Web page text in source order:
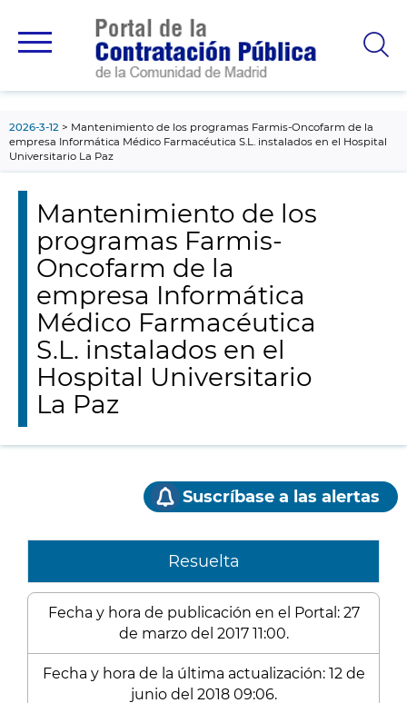
principal
2026-3-12
Mantenimiento de los programas Farmis-Oncofarm de la
empresa Informática Médico Farmacéutica S.L. instalados en el Hospital
Universitario La Paz
Mantenimiento de los
programas Farmis-
Oncofarm de la
empresa Informática
Médico Farmacéutica
S.L. instalados en el
Hospital Universitario
La Paz
Suscríbase a las alertas
Resuelta
Fecha y hora de publicación en el Portal: 27
de marzo del 2017 11:00.
Fecha y hora de la última actualización: 12 de
junio del 2018 09:06.